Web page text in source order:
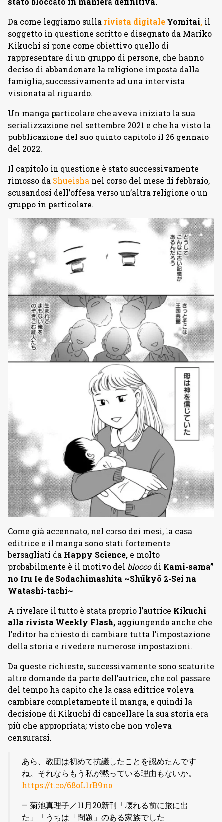
Da come leggiamo sulla rivista digitale Yomitai, il
soggetto in questione scritto e disegnato da Mariko
Kikuchi si pone come obiettivo quello di
rappresentare di un gruppo di persone, che hanno
deciso di abbandonare la religione imposta dalla
famiglia, successivamente ad una intervista
visionata al riguardo.
Un manga particolare che aveva iniziato la sua
serializzazione nel settembre 2021 e che ha visto la
pubblicazione del suo quinto capitolo il 26 gennaio
del 2022.
Il capitolo in questione è stato successivamente
rimosso da Shueisha nel corso del mese di febbraio,
scusandosi dell’offesa verso un’altra religione o un
gruppo in particolare.
Come già accennato, nel corso dei mesi, la casa
editrice e il manga sono stati fortemente
bersagliati da Happy Science, e molto
probabilmente è il motivo del bloccodi Kami-sama”
no Iru Ie de Sodachimashita ~Shūkyō 2-Sei na
Watashi-tachi~
A rivelare il tutto è stata proprio l’autrice Kikuchi
alla rivista Weekly Flash, aggiungendo anche che
l’editor ha chiesto di cambiare tutta l’impostazione
della storia e rivedere numerose impostazioni.
Da queste richieste, successivamente sono scaturite
altre domande da parte dell’autrice, che col passare
del tempo ha capito che la casa editrice voleva
cambiare completamente il manga, e quindi la
decisione di Kikuchi di cancellare la sua storia era
più che appropriata; visto che non voleva
censurarsi.
あら、教団は初めて抗議したことを認めたんです
ね。それならもう私が黙っている理由もないか。
https://t.co/68oL1rB9no
— 菊池真理子／11月20新刊「壊れる前に旅に出
た」「うちは「問題」のある家族でした